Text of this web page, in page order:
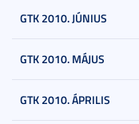
GTK 2010. JÚNIUS
GTK 2010. MÁJUS
GTK 2010. ÁPRILIS